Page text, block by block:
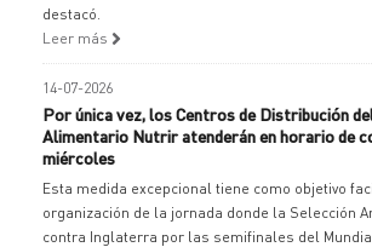
destacó.
Leer más
14-07-2026
Por única vez, los Centros de Distribución
Alimentario Nutrir atenderán en horario de
miércoles
Esta medida excepcional tiene como objetivo
organización de la jornada donde la Selección
contra Inglaterra por las semifinales del